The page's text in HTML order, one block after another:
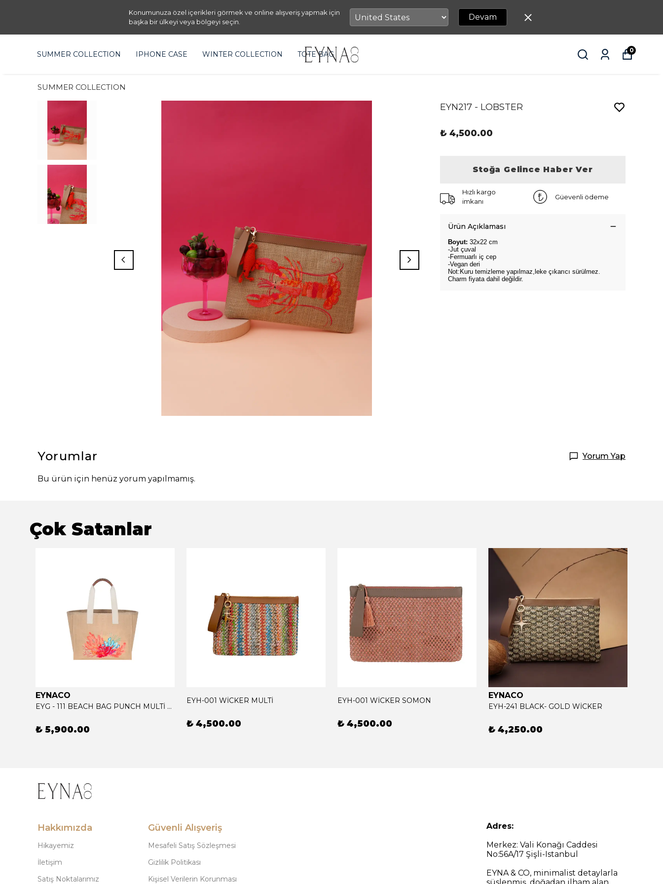
Konumunuza özel içerikleri görmek ve online alışveriş yapmak için
başka bir ülkeyi veya bölgeyi seçin.
Devam
SUMMER COLLECTION IPHONE CASE WINTER COLLECTION TOTE BAG 0
SUMMER COLLECTION
EYN217 - LOBSTER
₺ 4,500.00
Stoğa Gelince Haber Ver
Hızlı kargo
imkanı
Güevenli ödeme
Ürün Açıklaması
Boyut: 32x22 cm
-Jut çuval
-Fermuarlı iç cep
-Vegan deri
Not:Kuru temizleme yapılmaz,leke çıkarıcı sürülmez.
Charm fiyata dahil değildir.
Yorumlar Yorum Yap
Bu ürün için henüz yorum yapılmamış.
Çok Satanlar
EYNACO
EYG - 111 BEACH BAG PUNCH MULTİ CORAL
₺ 5,900.00
EYH-001 WİCKER MULTİ
₺ 4,500.00
EYH-001 WİCKER SOMON
₺ 4,500.00
EYNACO
EYH-241 BLACK- GOLD WİCKER
₺ 4,250.00
Hakkımızda
Hikayemiz
İletişim
Satış Noktalarımız
Güvenli Alışveriş
Mesafeli Satış Sözleşmesi
Gizlilik Politikası
Kişisel Verilerin Korunması
Adres:
Merkez: Vali Konağı Caddesi
No:56A/17 Şişli-Istanbul
EYNA & CO, minimalist detaylarla